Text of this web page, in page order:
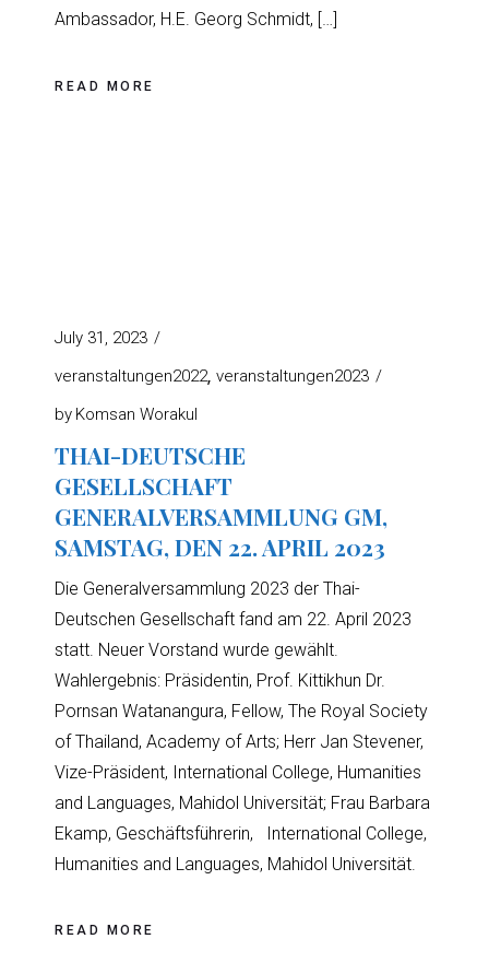
Ambassador, H.E. Georg Schmidt, […]
READ MORE
July 31, 2023
veranstaltungen2022 veranstaltungen2023
by Komsan Worakul
THAI-DEUTSCHE
GESELLSCHAFT
GENERALVERSAMMLUNG GM,
SAMSTAG, DEN 22. APRIL 2023
Die Generalversammlung 2023 der Thai-
Deutschen Gesellschaft fand am 22. April 2023
statt. Neuer Vorstand wurde gewählt.
Wahlergebnis: Präsidentin, Prof. Kittikhun Dr.
Pornsan Watanangura, Fellow, The Royal Society
of Thailand, Academy of Arts; Herr Jan Stevener,
Vize-Präsident, International College, Humanities
and Languages, Mahidol Universität; Frau Barbara
Ekamp, Geschäftsführerin, International College,
Humanities and Languages, Mahidol Universität.
READ MORE